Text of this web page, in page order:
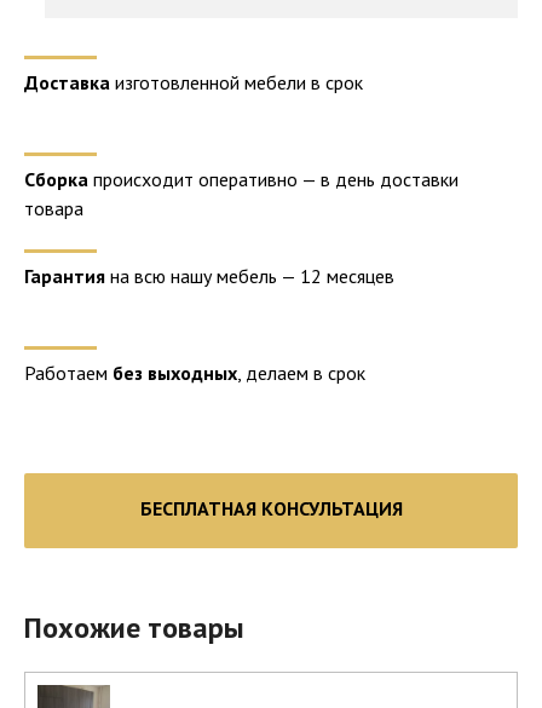
Доставка изготовленной мебели в срок
Сборка происходит оперативно — в день доставки
товара
Гарантия на всю нашу мебель — 12 месяцев
Работаем без выходных, делаем в срок
БЕСПЛАТНАЯ КОНСУЛЬТАЦИЯ
Похожие товары